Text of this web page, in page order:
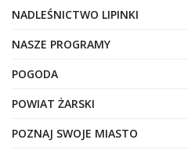
NADLEŚNICTWO LIPINKI
NASZE PROGRAMY
POGODA
POWIAT ŻARSKI
POZNAJ SWOJE MIASTO